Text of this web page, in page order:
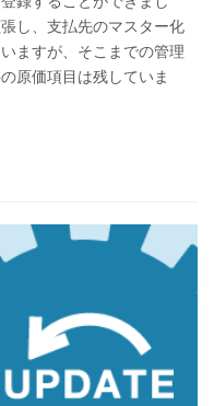
し、支払先のマスター化
ますが、そこまでの管理
原価項目は残していま